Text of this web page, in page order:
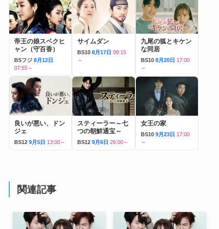
帝王の娘スベクヒ
ャン（守百香）
BSフジ 8月12日
07:55～
サイムダン
BS10 8月17日 09:15
～
九尾の狐とキケン
な同居
BS10 8月20日 17:00
～
良いが悪い、ドン
ジェ
BS12 9月5日 13:00～
スティーラー～七
つの朝鮮通宝～
BS12 9月6日 26:00～
女王の家
BS10 9月23日 17:00
～
関連記事